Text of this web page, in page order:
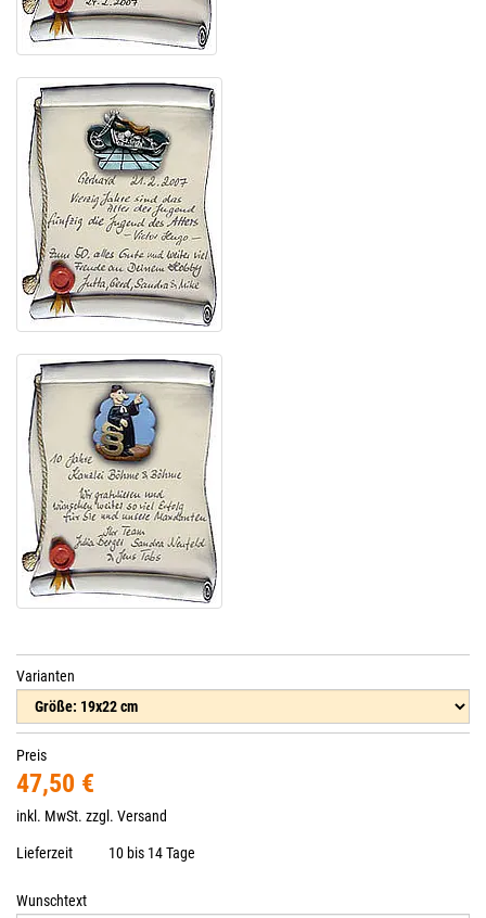
Varianten
Preis
47,50 €
inkl. MwSt. zzgl. Versand
Lieferzeit 10 bis 14 Tage
Wunschtext